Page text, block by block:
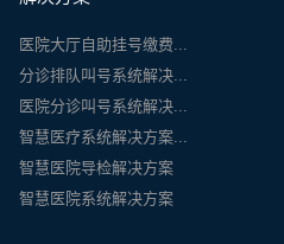
医院大厅自助挂号缴费...
分诊排队叫号系统解决...
医院分诊叫号系统解决...
智慧医疗系统解决方案...
智慧医院导检解决方案
智慧医院系统解决方案